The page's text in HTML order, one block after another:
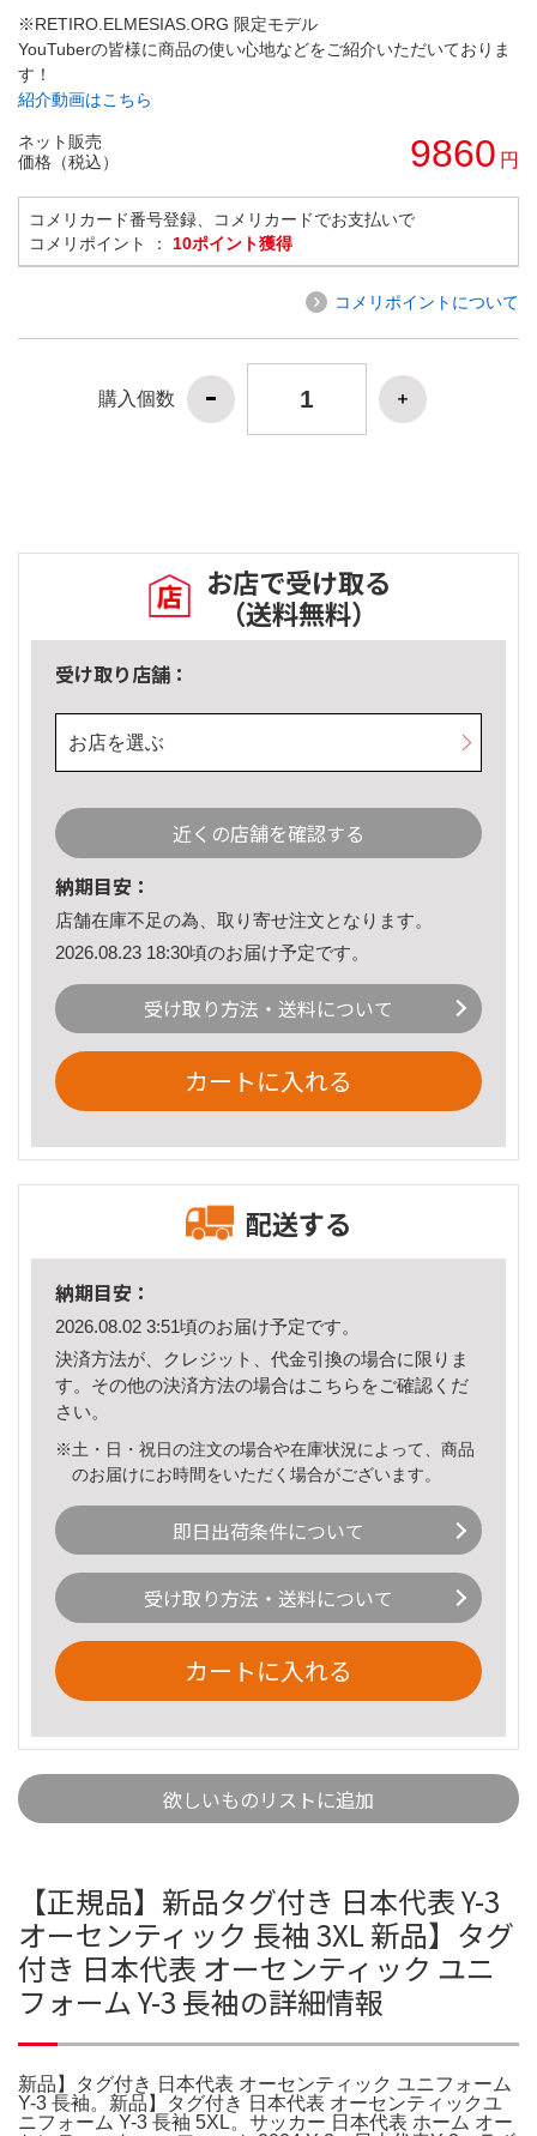
※RETIRO.ELMESIAS.ORG 限定モデル
YouTuberの皆様に商品の使い心地などをご紹介いただいておりま
す！
紹介動画はこちら
ネット販売
価格（税込）
9860 円
コメリカード番号登録、コメリカードでお支払いで
コメリポイント ： 10ポイント獲得
コメリポイントについて
購入個数
お店で受け取る
（送料無料）
受け取り店舗：
お店を選ぶ
近くの店舗を確認する
納期目安：
店舗在庫不足の為、取り寄せ注文となります。
2026.08.23 18:30頃のお届け予定です。
受け取り方法・送料について
カートに入れる
配送する
納期目安：
2026.08.02 3:51頃のお届け予定です。
決済方法が、クレジット、代金引換の場合に限りま
す。その他の決済方法の場合はこちら をご確認くだ
さい。
※土・日・祝日の注文の場合や在庫状況によって、商品
のお届けにお時間をいただく場合がございます。
即日出荷条件について
受け取り方法・送料について
カートに入れる
欲しいものリストに追加
【正規品】新品タグ付き 日本代表 Y-3
オーセンティック 長袖 3XL 新品】タグ
付き 日本代表 オーセンティック ユニ
フォーム Y-3 長袖の詳細情報
新品】タグ付き 日本代表 オーセンティック ユニフォーム
Y-3 長袖。新品】タグ付き 日本代表 オーセンティックユ
ニフォーム Y-3 長袖 5XL。サッカー 日本代表 ホーム オー